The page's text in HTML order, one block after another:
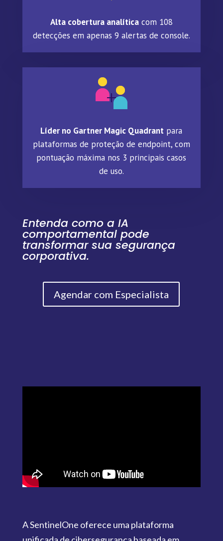
Alta cobertura analíticacom 108
detecções em apenas 9 alertas de console.
Líder no Gartner Magic Quadrant para
plataformas de proteção de endpoint, com
pontuação máxima nos 3 principais casos
de uso.
Entenda como a IA
comportamental pode
transformar sua segurança
corporativa.
Agendar com Especialista
A SentinelOne oferece uma plataforma